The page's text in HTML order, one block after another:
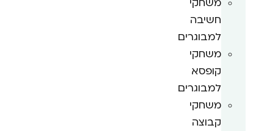
חשיבה
למבוגרים
משחקי
קופסא
למבוגרים
משחקי
קבוצה